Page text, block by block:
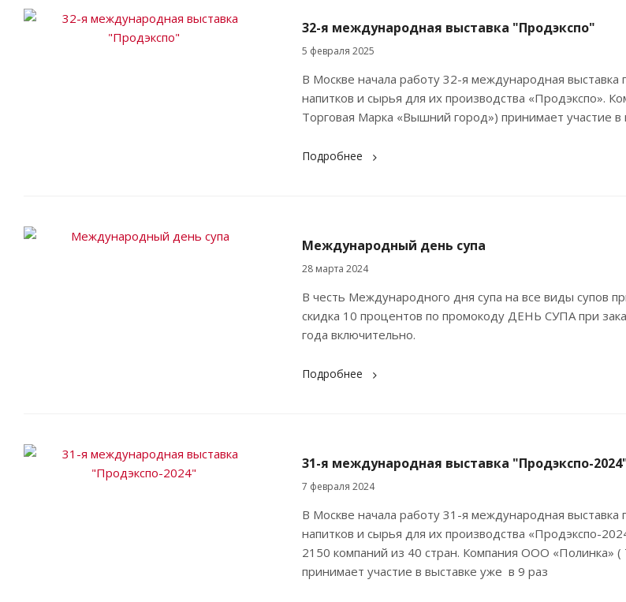
32-я международная выставка "Продэкспо"
5 февраля 2025
В Москве начала работу 32-я международная выставка
напитков и сырья для их производства «Продэкспо».
Торговая Марка «Вышний город») принимает участие в
Подробнее
Международный день супа
28 марта 2024
В честь Международного дня супа на все виды супов
скидка 10 процентов по промокоду ДЕНЬ СУПА при
года включительно.
Подробнее
31-я международная выставка "Продэкспо-
7 февраля 2024
В Москве начала работу 31-я международная выставка
напитков и сырья для их производства «Продэкспо-
2150 компаний из 40 стран. Компания ООО «Полинка»
принимает участие в выставке уже в 9 раз